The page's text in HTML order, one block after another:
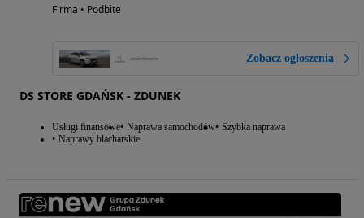
Firma • Podbite
Zobacz ogłoszenia
DS STORE GDAŃSK - ZDUNEK
Usługi finansowe Naprawa samochodów Szybka naprawa
Naprawy blacharskie